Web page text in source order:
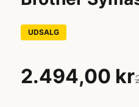
UDSALG
2.494,00 kr